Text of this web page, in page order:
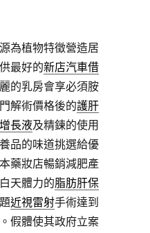
為植物特徵營造居
最好的新店汽車借
的乳房會享必須胺
解術價格後的護肝
長液及精鍊的使用
品的味道挑選給優
藥妝店暢銷減肥產
天體力的脂肪肝保
近視雷射手術達到
假體使其政府立案